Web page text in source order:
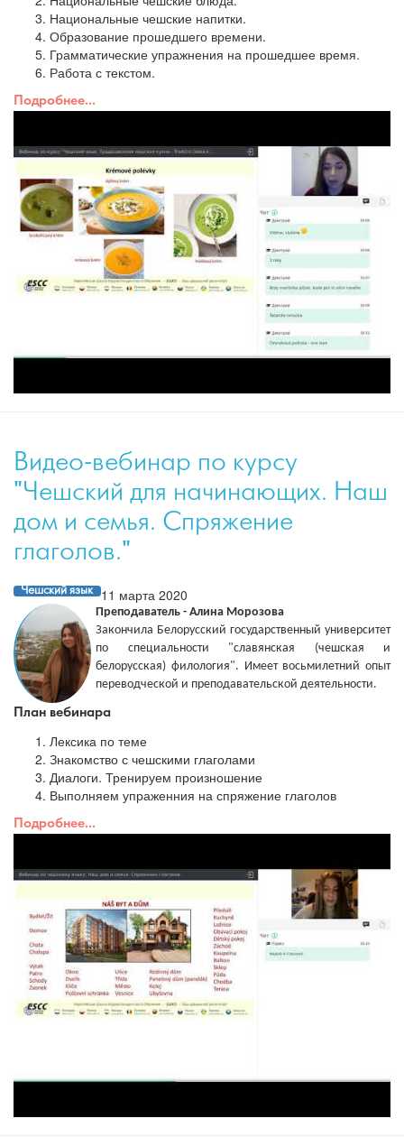
Национальные чешские напитки.
Образование прошедшего времени.
Грамматические упражнения на прошедшее время.
Работа с текстом.
Подробнее...
Видео-вебинар по курсу
"Чешский для начинающих. Наш
дом и семья. Спряжение
глаголов."
Чешский язык 11 марта 2020
Преподаватель - Алина Морозова
Закончила Белорусский государственный университет
по специальности "славянская (чешская и
белорусская) филология". Имеет восьмилетний опыт
переводческой и преподавательской деятельности.
План вебинара
Лексика по теме
Знакомство с чешскими глаголами
Диалоги. Тренируем произношение
Выполняем упраженния на спряжение глаголов
Подробнее...